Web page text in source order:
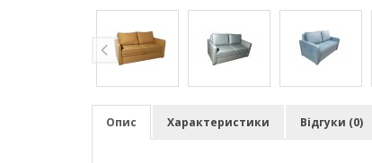
Опис Характеристики Відгуки (0)